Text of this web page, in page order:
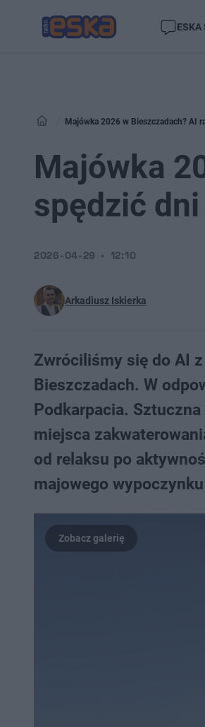
ESKA
Majówka 2026 w Bieszczadach? AI
Majówka
spędzić
Arkadiusz Iskierka
2026-04-29 12:10
Zwróciliśmy się do AI
Bieszczadach. W
Podkarpacia.
miejsca
od relaksu po
majowego